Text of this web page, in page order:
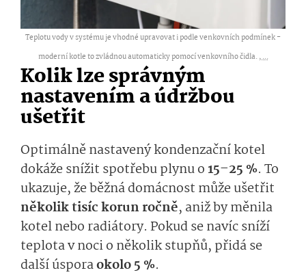
Teplotu vody v systému je vhodné upravovat i podle venkovních podmínek -
moderní kotle to zvládnou automaticky pomocí venkovního čidla. ,...
Kolik lze správným
nastavením a údržbou
ušetřit
Optimálně nastavený kondenzační kotel
dokáže snížit spotřebu plynu o15–25 %. To
ukazuje, že běžná domácnost může ušetřit
několik tisíc korun ročně, aniž by měnila
kotel nebo radiátory. Pokud se navíc sníží
teplota v noci o několik stupňů, přidá se
další úsporaokolo 5 %.